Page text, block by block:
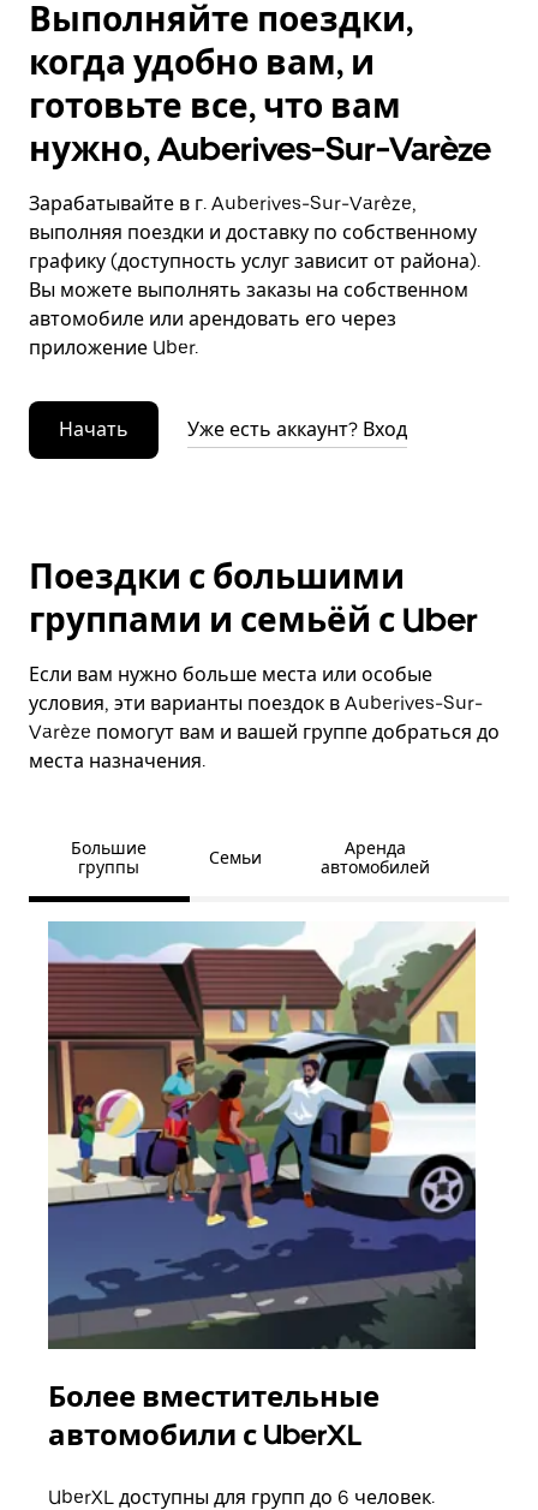
Выполняйте поездки,
когда удобно вам, и
готовьте все, что вам
нужно, Auberives-Sur-Varèze
Зарабатывайте в г. Auberives-Sur-Varèze,
выполняя поездки и доставку по собственному
графику (доступность услуг зависит от района).
Вы можете выполнять заказы на собственном
автомобиле или арендовать его через
приложение Uber.
Начать Уже есть аккаунт? Вход
Поездки с большими
группами и семьёй с Uber
Если вам нужно больше места или особые
условия, эти варианты поездок в Auberives-Sur-
Varèze помогут вам и вашей группе добраться до
места назначения.
Большие
группы
Семьи
Аренда
автомобилей
Более вместительные
автомобили с UberXL
UberXL доступны для групп до 6 человек.